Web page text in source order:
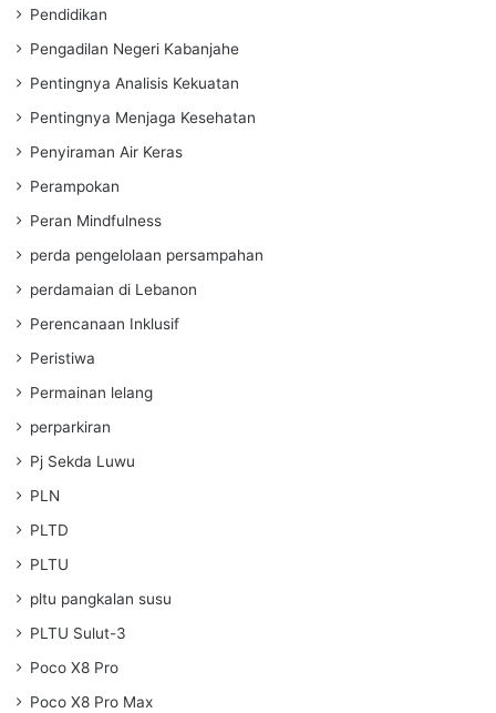
Pendidikan
Pengadilan Negeri Kabanjahe
Pentingnya Analisis Kekuatan
Pentingnya Menjaga Kesehatan
Penyiraman Air Keras
Perampokan
Peran Mindfulness
perda pengelolaan persampahan
perdamaian di Lebanon
Perencanaan Inklusif
Peristiwa
Permainan lelang
perparkiran
Pj Sekda Luwu
PLN
PLTD
PLTU
pltu pangkalan susu
PLTU Sulut-3
Poco X8 Pro
Poco X8 Pro Max